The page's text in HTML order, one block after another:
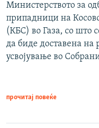
Министерството за
припадници на
(КБС) во Газа, со што
да биде доставена на
усвојување во
прочитај повеќе